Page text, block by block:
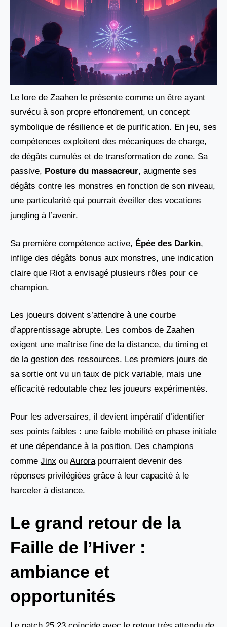
Le lore de Zaahen le présente comme un être ayant
survécu à son propre effondrement, un concept
symbolique de résilience et de purification. En jeu, ses
compétences exploitent des mécaniques de charge,
de dégâts cumulés et de transformation de zone. Sa
passive, Posture du massacreur, augmente ses
dégâts contre les monstres en fonction de son niveau,
une particularité qui pourrait éveiller des vocations
jungling à l’avenir.
Sa première compétence active, Épée des Darkin,
inflige des dégâts bonus aux monstres, une indication
claire que Riot a envisagé plusieurs rôles pour ce
champion.
Les joueurs doivent s’attendre à une courbe
d’apprentissage abrupte. Les combos de Zaahen
exigent une maîtrise fine de la distance, du timing et
de la gestion des ressources. Les premiers jours de
sa sortie ont vu un taux de pick variable, mais une
efficacité redoutable chez les joueurs expérimentés.
Pour les adversaires, il devient impératif d’identifier
ses points faibles : une faible mobilité en phase initiale
et une dépendance à la position. Des champions
comme Jinx ou Aurora pourraient devenir des
réponses privilégiées grâce à leur capacité à le
harceler à distance.
Le grand retour de la
Faille de l’Hiver :
ambiance et
opportunités